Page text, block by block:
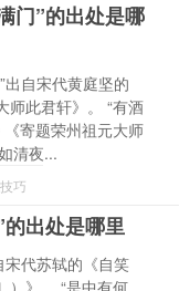
门”的出处是哪
出自宋代黄庭坚的
师此君轩》。 “有酒
寄题荣州祖元大师
清夜...
巧
出处是哪里
宋代苏轼的《自笑